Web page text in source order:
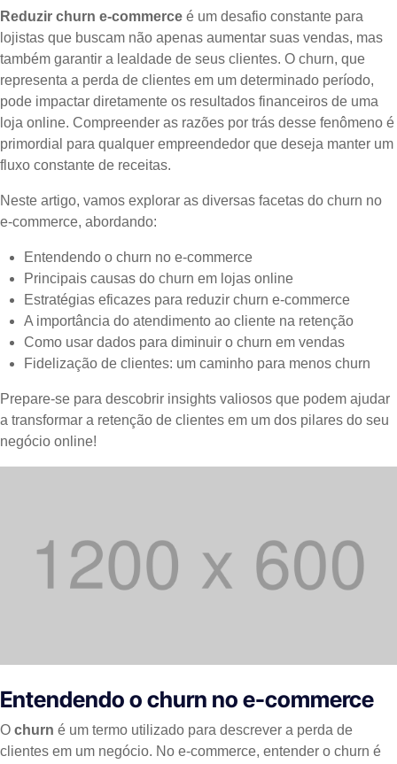
Reduzir churn e-commerce é um desafio constante para
lojistas que buscam não apenas aumentar suas vendas, mas
também garantir a lealdade de seus clientes. O churn, que
representa a perda de clientes em um determinado período,
pode impactar diretamente os resultados financeiros de uma
loja online. Compreender as razões por trás desse fenômeno é
primordial para qualquer empreendedor que deseja manter um
fluxo constante de receitas.
Neste artigo, vamos explorar as diversas facetas do churn no
e-commerce, abordando:
Entendendo o churn no e-commerce
Principais causas do churn em lojas online
Estratégias eficazes para reduzir churn e-commerce
A importância do atendimento ao cliente na retenção
Como usar dados para diminuir o churn em vendas
Fidelização de clientes: um caminho para menos churn
Prepare-se para descobrir insights valiosos que podem ajudar
a transformar a retenção de clientes em um dos pilares do seu
negócio online!
Entendendo o churn no e-commerce
O churn é um termo utilizado para descrever a perda de
clientes em um negócio. No e-commerce, entender o churn é